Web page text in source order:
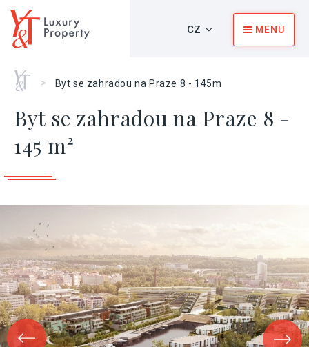
CZ MENU
Home
> Byt se zahradou na Praze 8 - 145m
Byt se zahradou na Praze 8 -
145 m²